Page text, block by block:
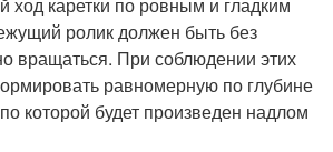
ролик должен быть без
вращаться. При соблюдении этих
равномерную по глубине
которой будет произведен надлом